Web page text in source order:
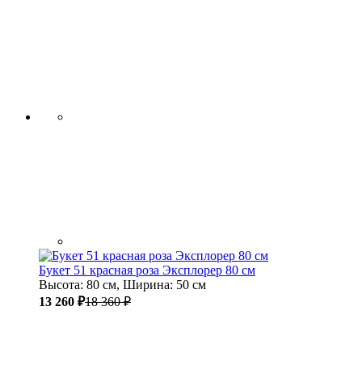
Букет 51 красная роза Эксплорер 80 см
Высота: 80 см, Ширина: 50 см
13 260 ₽18 360 ₽